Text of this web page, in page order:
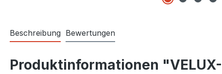
Beschreibung Bewertungen
Produktinformationen